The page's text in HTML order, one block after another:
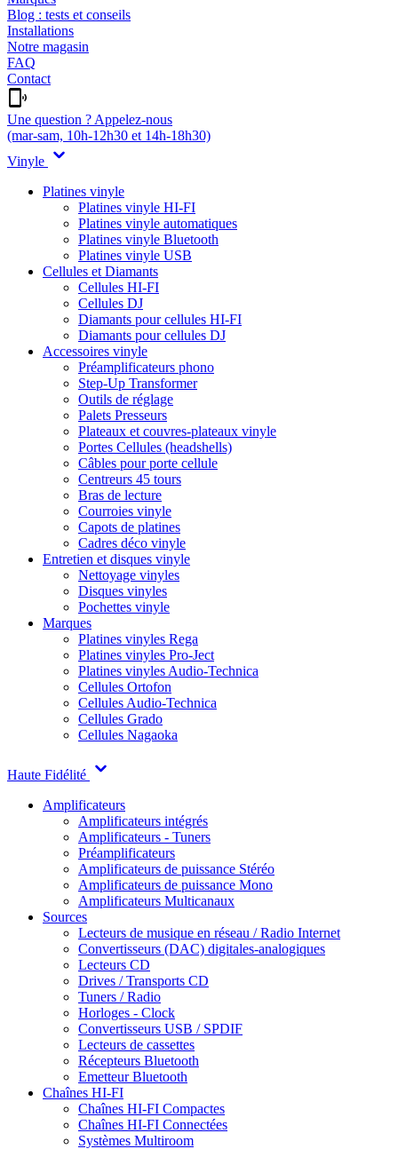
Blog : tests et conseils
Installations
Notre magasin
FAQ
Contact
Une question ? Appelez-nous
(mar-sam, 10h-12h30 et 14h-18h30)
Vinyle
Platines vinyle
Platines vinyle HI-FI
Platines vinyle automatiques
Platines vinyle Bluetooth
Platines vinyle USB
Cellules et Diamants
Cellules HI-FI
Cellules DJ
Diamants pour cellules HI-FI
Diamants pour cellules DJ
Accessoires vinyle
Préamplificateurs phono
Step-Up Transformer
Outils de réglage
Palets Presseurs
Plateaux et couvres-plateaux vinyle
Portes Cellules (headshells)
Câbles pour porte cellule
Centreurs 45 tours
Bras de lecture
Courroies vinyle
Capots de platines
Cadres déco vinyle
Entretien et disques vinyle
Nettoyage vinyles
Disques vinyles
Pochettes vinyle
Marques
Platines vinyles Rega
Platines vinyles Pro-Ject
Platines vinyles Audio-Technica
Cellules Ortofon
Cellules Audio-Technica
Cellules Grado
Cellules Nagaoka
Haute Fidélité
Amplificateurs
Amplificateurs intégrés
Amplificateurs - Tuners
Préamplificateurs
Amplificateurs de puissance Stéréo
Amplificateurs de puissance Mono
Amplificateurs Multicanaux
Sources
Lecteurs de musique en réseau / Radio Internet
Convertisseurs (DAC) digitales-analogiques
Lecteurs CD
Drives / Transports CD
Tuners / Radio
Horloges - Clock
Convertisseurs USB / SPDIF
Lecteurs de cassettes
Récepteurs Bluetooth
Emetteur Bluetooth
Chaînes HI-FI
Chaînes HI-FI Compactes
Chaînes HI-FI Connectées
Systèmes Multiroom